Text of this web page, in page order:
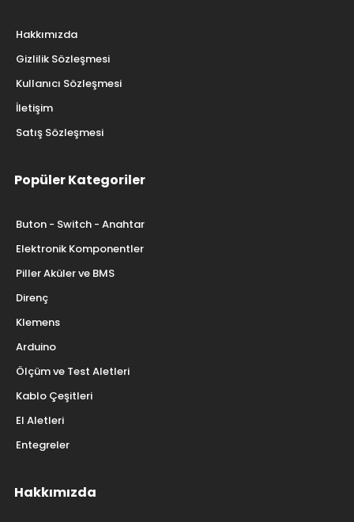
Hakkımızda
Gizlilik Sözleşmesi
Kullanıcı Sözleşmesi
İletişim
Satış Sözleşmesi
Popüler Kategoriler
Buton - Switch - Anahtar
Elektronik Komponentler
Piller Aküler ve BMS
Direnç
Klemens
Arduino
Ölçüm ve Test Aletleri
Kablo Çeşitleri
El Aletleri
Entegreler
Hakkımızda